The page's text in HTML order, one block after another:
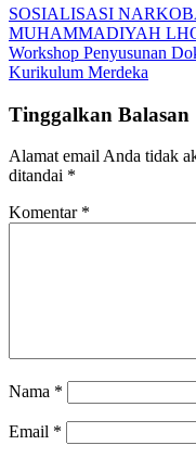
SOSIALISASI
MUHAMMADIYAH
Workshop Penyusunan
Kurikulum Merdeka
Tinggalkan Balasan
Alamat email Anda tidak
ditandai *
Komentar *
Nama *
Email *